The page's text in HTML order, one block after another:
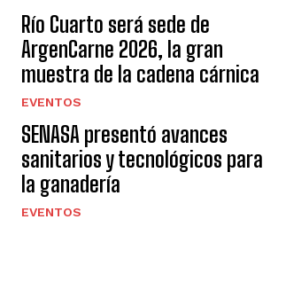
Río Cuarto será sede de
ArgenCarne 2026, la gran
muestra de la cadena cárnica
EVENTOS
SENASA presentó avances
sanitarios y tecnológicos para
la ganadería
EVENTOS